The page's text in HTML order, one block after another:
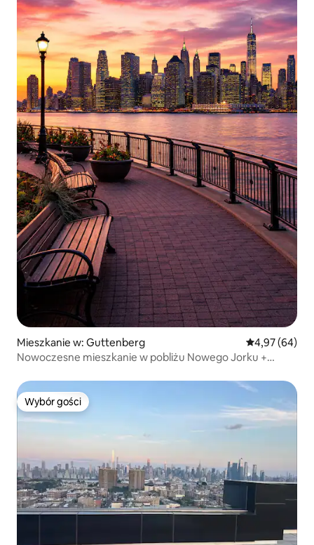
Mieszkanie w: Guttenberg Średnia
4,97 (64)
Nowoczesne mieszkanie w pobliżu Nowego Jorku +
Wybór gości
Wybór gości